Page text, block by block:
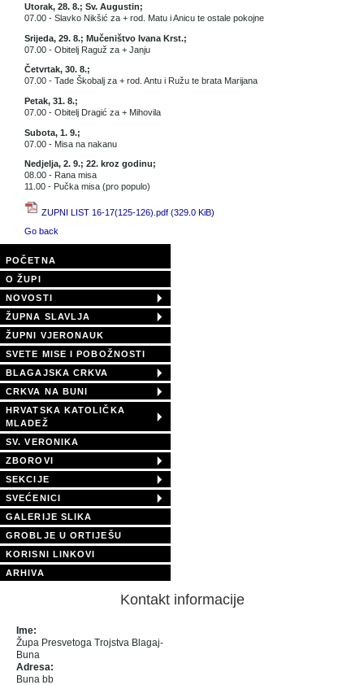
Utorak, 28. 8.; Sv. Augustin;
07.00 - Slavko Nikšić za + rod. Matu i Anicu te ostale pokojne
Srijeda, 29. 8.; Mučeništvo Ivana Krst.;
07.00 - Obitelj Raguž za + Janju
Četvrtak, 30. 8.;
07.00 - Tade Škobalj za + rod. Antu i Ružu te brata Marijana
Petak, 31. 8.;
07.00 - Obitelj Dragić za + Mihovila
Subota, 1. 9.;
07.00 - Misa na nakanu
Nedjelja, 2. 9.; 22. kroz godinu;
08.00 - Rana misa
11.00 - Pučka misa (pro populo)
ZUPNI LIST 16-17(125-126).pdf (329.0 KiB)
Go back
POČETNA
O ŽUPI
NOVOSTI
ŽUPNA SLAVLJA
ŽUPNI VJERONAUK
SVETE MISE I POBOŽNOSTI
BLAGAJSKA CRKVA
CRKVA NA BUNI
HRVATSKA KATOLIČKA
MLADEŽ
SV. VERONIKA
ZBOROVI
SEKCIJE
SVEĆENICI
GALERIJE SLIKA
GROBLJE U ORTIJEŠU
KORISNI LINKOVI
ARHIVA
Kontakt informacije
Ime:
Župa Presvetoga Trojstva Blagaj-
Buna
Adresa:
Buna bb